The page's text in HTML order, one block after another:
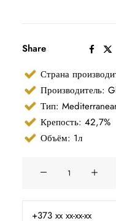
Share
Страна
Производитель:
Тип:
Крепость: 42,7%
Объём: 1л
Mare